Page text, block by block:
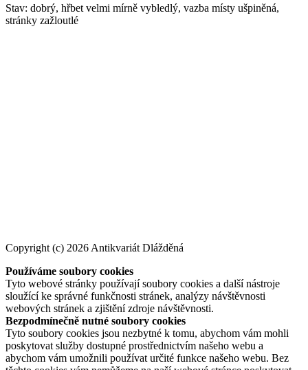
Stav: dobrý, hřbet velmi mírně vybledlý, vazba místy ušpiněná,
stránky zažloutlé
Copyright (c) 2026 Antikvariát Dlážděná
Používáme soubory cookies
Tyto webové stránky používají soubory cookies a další nástroje
sloužící ke správné funkčnosti stránek, analýzy návštěvnosti
webových stránek a zjištění zdroje návštěvnosti.
Bezpodmínečně nutné soubory cookies
Tyto soubory cookies jsou nezbytné k tomu, abychom vám mohli
poskytovat služby dostupné prostřednictvím našeho webu a
abychom vám umožnili používat určité funkce našeho webu. Bez